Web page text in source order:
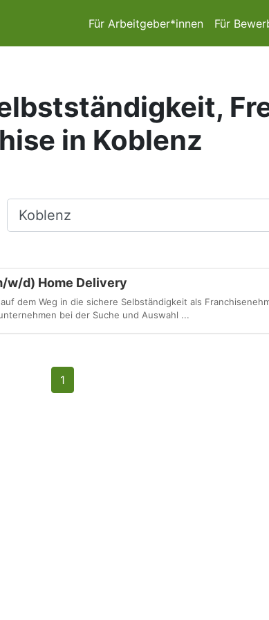
Für Arbeitgeber*innen Für
in Koblenz
Ort, Stadt
w/d) Home Delivery
dem Weg in die sichere Selbständigkeit als
bei der Suche und Auswahl ...
1